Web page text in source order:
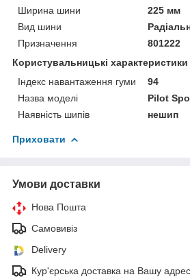
Ширина шини
225 мм
Вид шини
Призначення
801222
Користувальницькі характеристики
Індекс навантаження гуми
94
Назва моделі
Pilot
Наявність шипів
нешип
Приховати
Умови доставки
Нова Пошта
Самовивіз
Delivery
Кур'єрська доставка на Вашу